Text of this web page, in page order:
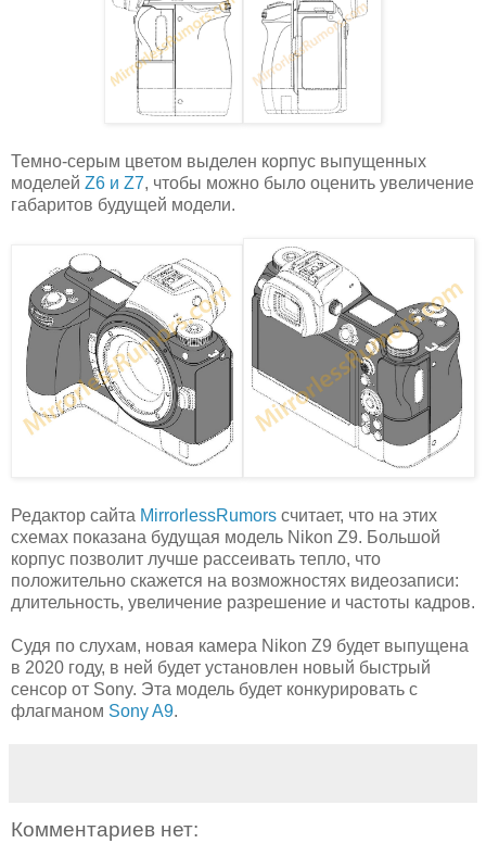
Темно-серым цветом выделен корпус выпущенных
моделей Z6 и Z7, чтобы можно было оценить увеличение
габаритов будущей модели.
Редактор сайта MirrorlessRumors считает, что на этих
схемах показана будущая модель Nikon Z9. Большой
корпус позволит лучше рассеивать тепло, что
положительно скажется на возможностях видеозаписи:
длительность, увеличение разрешение и частоты кадров.
Судя по слухам, новая камера Nikon Z9 будет выпущена
в 2020 году, в ней будет установлен новый быстрый
сенсор от Sony. Эта модель будет конкурировать с
флагманом Sony A9.
Комментариев нет: